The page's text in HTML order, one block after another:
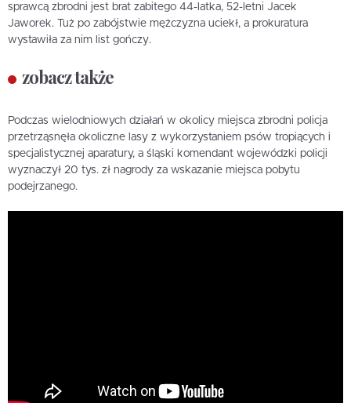
sprawcą zbrodni jest brat zabitego 44-latka, 52-letni Jacek
Jaworek. Tuż po zabójstwie mężczyzna uciekł, a prokuratura
wystawiła za nim list gończy.
zobacz także
Podczas wielodniowych działań w okolicy miejsca zbrodni policja
przetrząsnęła okoliczne lasy z wykorzystaniem psów tropiących i
specjalistycznej aparatury, a śląski komendant wojewódzki policji
wyznaczył 20 tys. zł nagrody za wskazanie miejsca pobytu
podejrzanego.